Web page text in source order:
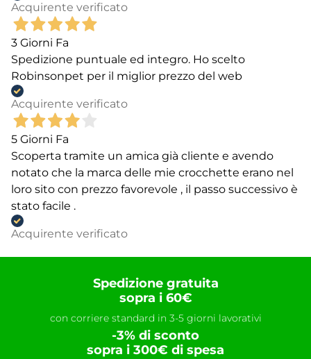
Acquirente verificato
3 Giorni Fa
Spedizione puntuale ed integro. Ho scelto
Robinsonpet per il miglior prezzo del web
Acquirente verificato
5 Giorni Fa
Scoperta tramite un amica già cliente e avendo
notato che la marca delle mie crocchette erano nel
loro sito con prezzo favorevole , il passo successivo è
stato facile .
Acquirente verificato
Spedizione gratuita
sopra i 60€
con corriere standard in 3-5 giorni lavorativi
-3% di sconto
sopra i 300€ di spesa